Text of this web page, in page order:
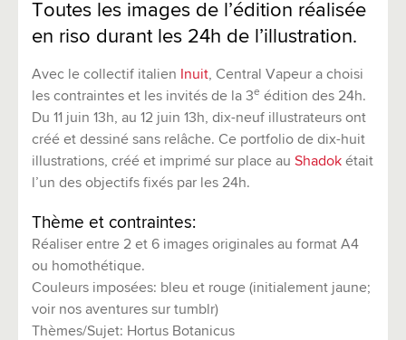
Toutes les images de l’édition réalisée
en riso durant les 24h de l’illustration.
Avec le collectif italien Inuit, Central Vapeur a choisi
les contraintes et les invités de la 3e édition des 24h.
Du 11 juin 13h, au 12 juin 13h, dix-neuf illustrateurs ont
créé et dessiné sans relâche. Ce portfolio de dix-huit
illustrations, créé et imprimé sur place au Shadok était
l’un des objectifs fixés par les 24h.
Thème et contraintes:
Réaliser entre 2 et 6 images originales au format A4
ou homothétique.
Couleurs imposées: bleu et rouge (initialement jaune;
voir nos aventures sur tumblr)
Thèmes/Sujet: Hortus Botanicus